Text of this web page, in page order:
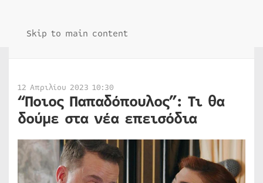
Skip to main content
12 Απριλίου 2023 10:30
“Ποιος Παπαδόπουλος”: Τι θα
δούμε στα νέα επεισόδια